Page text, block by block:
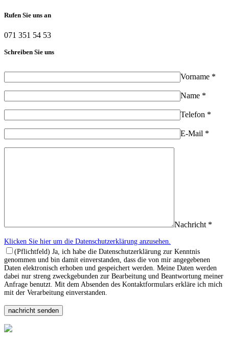
Rufen Sie uns an
071 351 54 53
Schreiben Sie uns
Vorname *
Name *
Telefon *
E-Mail *
Nachricht *
Klicken Sie hier um die Datenschutzerklärung anzusehen.
(Pflichtfeld) Ja, ich habe die Datenschutzerklärung zur Kenntnis
genommen und bin damit einverstanden, dass die von mir angegebenen
Daten elektronisch erhoben und gespeichert werden. Meine Daten werden
dabei nur streng zweckgebunden zur Bearbeitung und Beantwortung meiner
Anfrage benutzt. Mit dem Absenden des Kontaktformulars erkläre ich mich
mit der Verarbeitung einverstanden.